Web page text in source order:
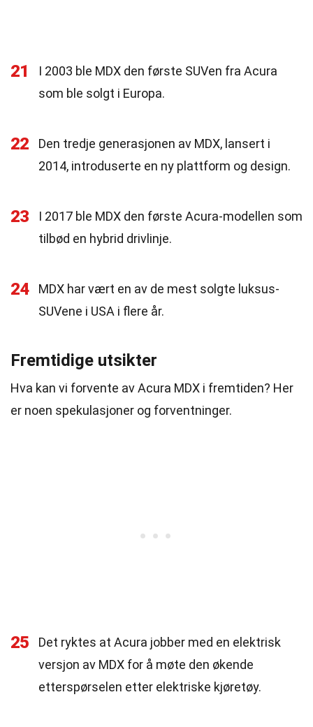
21
I 2003 ble MDX den første SUVen fra Acura
som ble solgt i Europa.
22
Den tredje generasjonen av MDX, lansert i
2014, introduserte en ny plattform og design.
23
I 2017 ble MDX den første Acura-modellen som
tilbød en hybrid drivlinje.
24
MDX har vært en av de mest solgte luksus-
SUVene i USA i flere år.
Fremtidige utsikter
Hva kan vi forvente av Acura MDX i fremtiden? Her
er noen spekulasjoner og forventninger.
25
Det ryktes at Acura jobber med en elektrisk
versjon av MDX for å møte den økende
etterspørselen etter elektriske kjøretøy.